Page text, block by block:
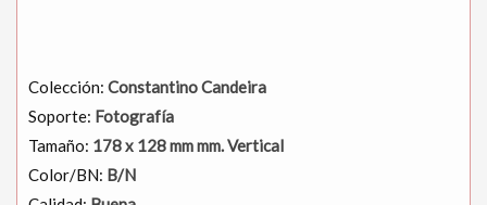
Colección: Constantino Candeira
Soporte: Fotografía
Tamaño: 178 x 128 mm mm. Vertical
Color/BN: B/N